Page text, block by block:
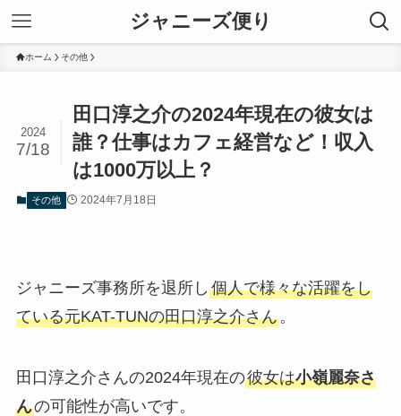
ジャニーズ便り
ホーム その他
田口淳之介の2024年現在の彼女は
誰？仕事はカフェ経営など！収入
は1000万以上？
2024
7/18
その他 2024年7月18日
ジャニーズ事務所を退所し 個人で様々な活躍をし
ている元KAT-TUNの田口淳之介さん。
田口淳之介さんの2024年現在の彼女は小嶺麗奈さ
んの可能性が高いです。